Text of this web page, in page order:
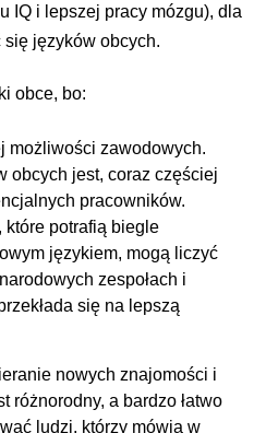
IQ i lepszej pracy mózgu), dla
się języków obcych.
obce, bo:
możliwości zawodowych.
obcych jest, coraz częściej
pracowników.
które potrafią biegle
językiem, mogą liczyć
zespołach i
się na lepszą
nowych znajomości i
różnorodny, a bardzo łatwo
ludzi, którzy mówią w